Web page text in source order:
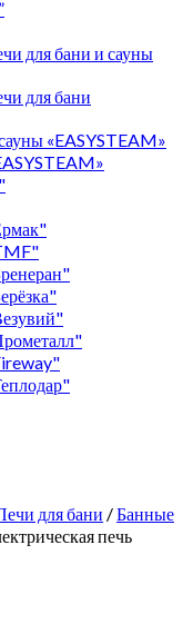
для бани и сауны
для бани
«EASYSTEAM»
для бани /Банные
печь